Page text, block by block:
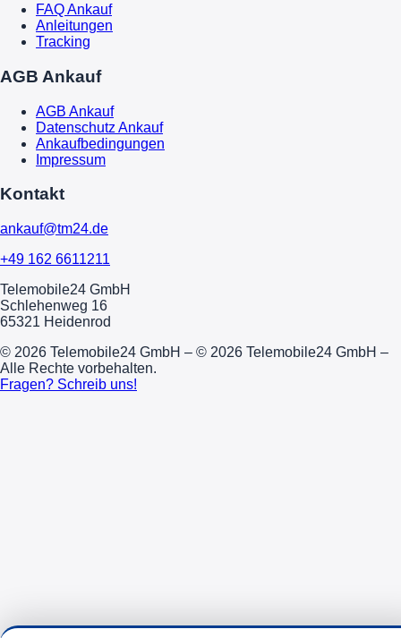
FAQ Ankauf
Anleitungen
Tracking
AGB Ankauf
AGB Ankauf
Datenschutz Ankauf
Ankaufbedingungen
Impressum
Kontakt
ankauf@tm24.de
+49 162 6611211
Telemobile24 GmbH
Schlehenweg 16
65321 Heidenrod
© 2026 Telemobile24 GmbH – © 2026 Telemobile24 GmbH –
Alle Rechte vorbehalten.
Fragen? Schreib uns!